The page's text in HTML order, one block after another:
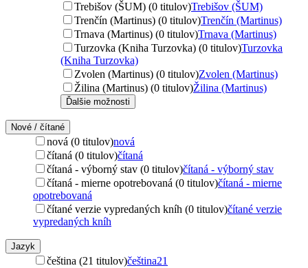
Trebišov (ŠUM) (0 titulov)Trebišov (ŠUM)
Trenčín (Martinus) (0 titulov)Trenčín (Martinus)
Trnava (Martinus) (0 titulov)Trnava (Martinus)
Turzovka (Kniha Turzovka) (0 titulov)Turzovka
(Kniha Turzovka)
Zvolen (Martinus) (0 titulov)Zvolen (Martinus)
Žilina (Martinus) (0 titulov)Žilina (Martinus)
Ďalšie možnosti
Nové / čítané
nová (0 titulov)nová
čítaná (0 titulov)čítaná
čítaná - výborný stav (0 titulov)čítaná - výborný stav
čítaná - mierne opotrebovaná (0 titulov)čítaná - mierne
opotrebovaná
čítané verzie vypredaných kníh (0 titulov)čítané verzie
vypredaných kníh
Jazyk
čeština (21 titulov)čeština21